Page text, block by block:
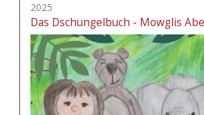
2025
Das Dschungelbuch - Mowglis